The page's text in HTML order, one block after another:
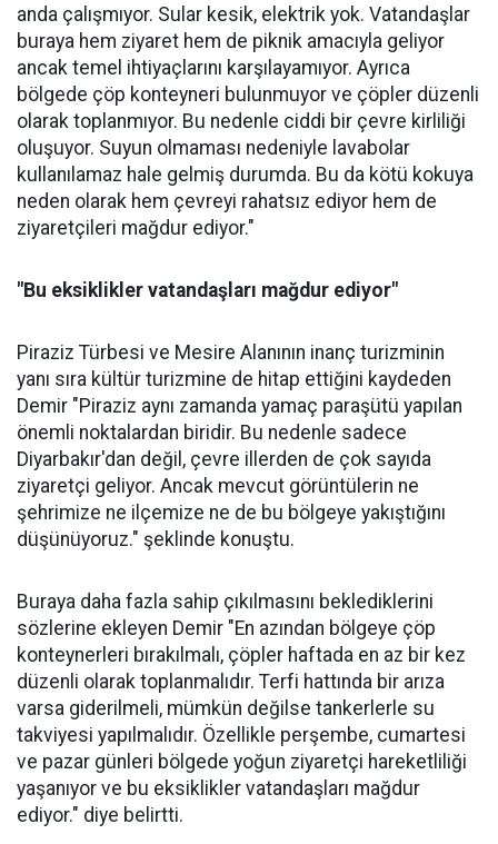
anda çalışmıyor. Sular kesik, elektrik yok. Vatandaşlar
buraya hem ziyaret hem de piknik amacıyla geliyor
ancak temel ihtiyaçlarını karşılayamıyor. Ayrıca
bölgede çöp konteyneri bulunmuyor ve çöpler düzenli
olarak toplanmıyor. Bu nedenle ciddi bir çevre kirliliği
oluşuyor. Suyun olmaması nedeniyle lavabolar
kullanılamaz hale gelmiş durumda. Bu da kötü kokuya
neden olarak hem çevreyi rahatsız ediyor hem de
ziyaretçileri mağdur ediyor."
"Bu eksiklikler vatandaşları mağdur ediyor"
Piraziz Türbesi ve Mesire Alanının inanç turizminin
yanı sıra kültür turizmine de hitap ettiğini kaydeden
Demir "Piraziz aynı zamanda yamaç paraşütü yapılan
önemli noktalardan biridir. Bu nedenle sadece
Diyarbakır'dan değil, çevre illerden de çok sayıda
ziyaretçi geliyor. Ancak mevcut görüntülerin ne
şehrimize ne ilçemize ne de bu bölgeye yakıştığını
düşünüyoruz." şeklinde konuştu.
Buraya daha fazla sahip çıkılmasını beklediklerini
sözlerine ekleyen Demir "En azından bölgeye çöp
konteynerleri bırakılmalı, çöpler haftada en az bir kez
düzenli olarak toplanmalıdır. Terfi hattında bir arıza
varsa giderilmeli, mümkün değilse tankerlerle su
takviyesi yapılmalıdır. Özellikle perşembe, cumartesi
ve pazar günleri bölgede yoğun ziyaretçi hareketliliği
yaşanıyor ve bu eksiklikler vatandaşları mağdur
ediyor." diye belirtti.